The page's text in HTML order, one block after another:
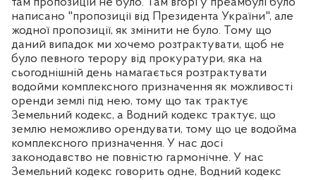
написано "пропозиції від Президента України", але
жодної пропозиції, як змінити не було. Тому що
даний випадок ми хочемо розтрактувати, щоб не
було певного терору від прокуратури, яка на
сьогоднішній день намагається розтрактувати
водойми комплексного призначення як можливості
оренди землі під нею, тому що так трактує
Земельний кодекс, а Водний кодекс трактує, що
землю неможливо орендувати, тому що це водойма
комплексного призначення. У нас досі
законодавство не повністю гармонічне. У нас
Земельний кодекс говорить одне, Водний кодекс